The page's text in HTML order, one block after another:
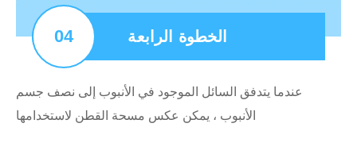
04 الخطوة الرابعة
عندما يتدفق السائل الموجود في الأنبوب إلى نصف جسم
الأنبوب ، يمكن عكس مسحة القطن لاستخدامها